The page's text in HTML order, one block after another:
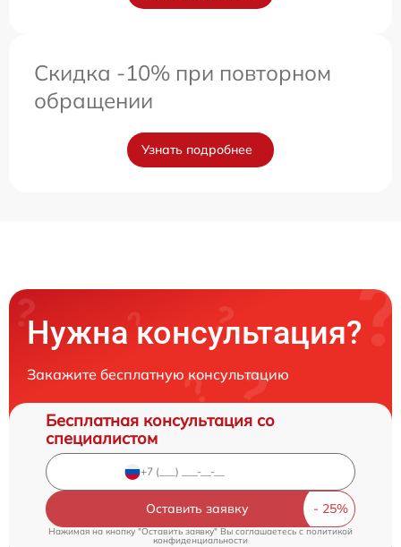
Скидка -10% при повторном
обращении
Узнать подробнее
Нужна консультация?
Закажите бесплатную консультацию
Бесплатная консультация со
специалистом
Оставить заявку
Нажимая на кнопку "Оставить заявку" Вы соглашаетесь cполитикой
конфиденциальности